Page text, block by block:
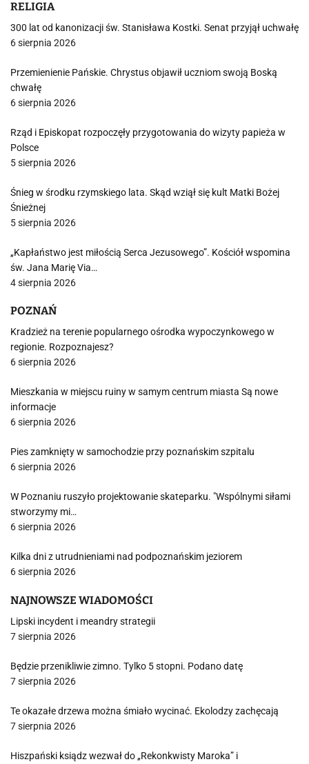
RELIGIA
300 lat od kanonizacji św. Stanisława Kostki. Senat przyjął uchwałę
6 sierpnia 2026
Przemienienie Pańskie. Chrystus objawił uczniom swoją Boską
chwałę
6 sierpnia 2026
Rząd i Episkopat rozpoczęły przygotowania do wizyty papieża w
Polsce
5 sierpnia 2026
Śnieg w środku rzymskiego lata. Skąd wziął się kult Matki Bożej
Śnieżnej
5 sierpnia 2026
„Kapłaństwo jest miłością Serca Jezusowego”. Kościół wspomina
św. Jana Marię Via…
4 sierpnia 2026
POZNAŃ
Kradzież na terenie popularnego ośrodka wypoczynkowego w
regionie. Rozpoznajesz?
6 sierpnia 2026
Mieszkania w miejscu ruiny w samym centrum miasta Są nowe
informacje
6 sierpnia 2026
Pies zamknięty w samochodzie przy poznańskim szpitalu
6 sierpnia 2026
W Poznaniu ruszyło projektowanie skateparku. "Wspólnymi siłami
stworzymy mi…
6 sierpnia 2026
Kilka dni z utrudnieniami nad podpoznańskim jeziorem
6 sierpnia 2026
NAJNOWSZE WIADOMOŚCI
Lipski incydent i meandry strategii
7 sierpnia 2026
Będzie przenikliwie zimno. Tylko 5 stopni. Podano datę
7 sierpnia 2026
Te okazałe drzewa można śmiało wycinać. Ekolodzy zachęcają
7 sierpnia 2026
Hiszpański ksiądz wezwał do „Rekonkwisty Maroka” i